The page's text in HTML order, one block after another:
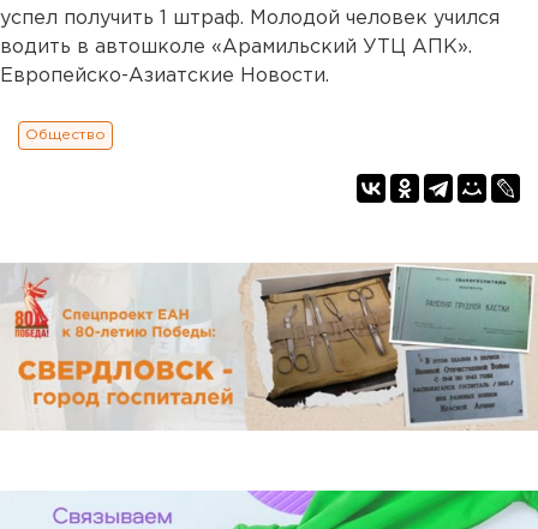
успел получить 1 штраф. Молодой человек учился
водить в автошколе «Арамильский УТЦ АПК».
Европейско-Азиатские Новости.
Общество